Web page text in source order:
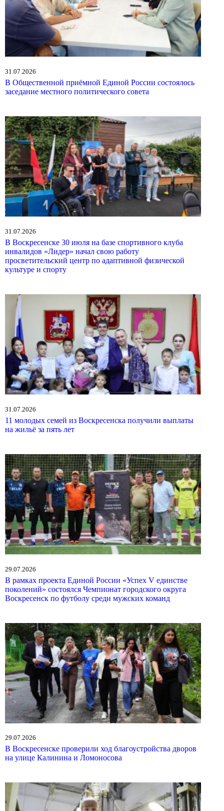
31.07.2026
В Общественной приёмной Единой России состоялось
заседание местного политического совета
31.07.2026
В Воскресенске 30 июля на базе спортивного клуба
инвалидов «Лидер» начал свою работу
просветительский центр по адаптивной физической
культуре и спорту
31.07.2026
11 молодых семей из Воскресенска получили выплаты
на жильё за пять лет
29.07.2026
В рамках проекта Единой России «Успех V единстве
поколений» состоялся Чемпионат городского округа
Воскресенск по футболу среди мужских команд
29.07.2026
В Воскресенске проверили ход благоустройства дворов
на улице Калинина и Ломоносова